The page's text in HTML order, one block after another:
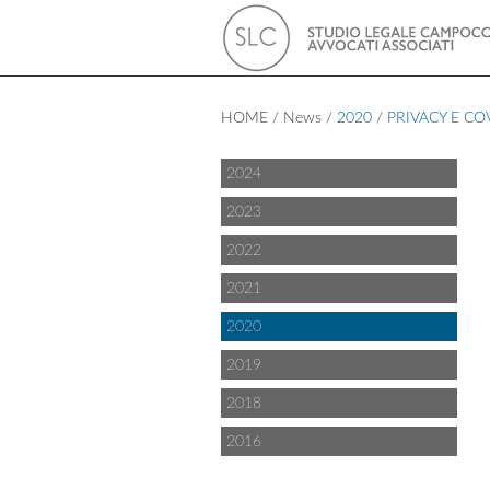
HOME / News / 2020 / PRIVACY E
2024
2023
2022
2021
2020
2019
2018
2016